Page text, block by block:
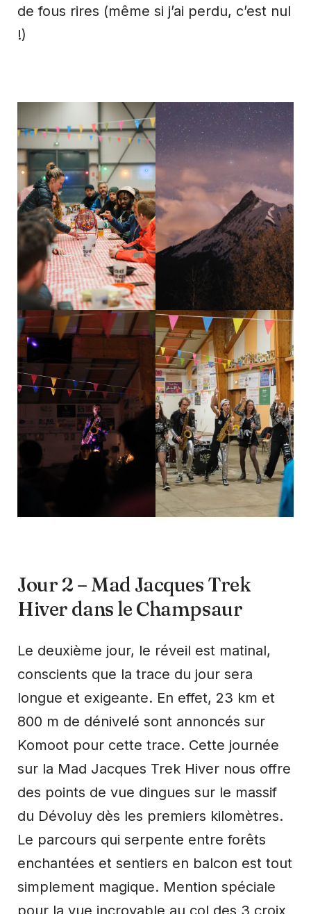
de fous rires (même si j’ai perdu, c’est nul
!)
Jour 2 – Mad Jacques Trek
Hiver dans le Champsaur
Le deuxième jour, le réveil est matinal,
conscients que la trace du jour sera
longue et exigeante. En effet, 23 km et
800 m de dénivelé sont annoncés sur
Komoot pour cette trace. Cette journée
sur la Mad Jacques Trek Hiver nous offre
des points de vue dingues sur le massif
du Dévoluy dès les premiers kilomètres.
Le parcours qui serpente entre forêts
enchantées et sentiers en balcon est tout
simplement magique. Mention spéciale